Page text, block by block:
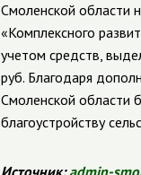
Смоленской области
«Комплексного
учетом средств,
руб. Благодаря
Смоленской области
благоустройству
Источник:admin-